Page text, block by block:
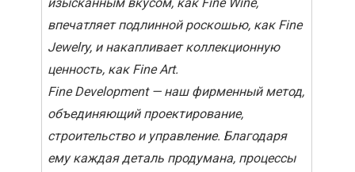
впечатляет подлинной роскошью, как Fine
Jewelry, и накапливает коллекционную
ценность, как Fine Art.
Fine Development — наш фирменный метод,
объединяющий проектирование,
строительство и управление. Благодаря
ему каждая деталь продумана, процессы